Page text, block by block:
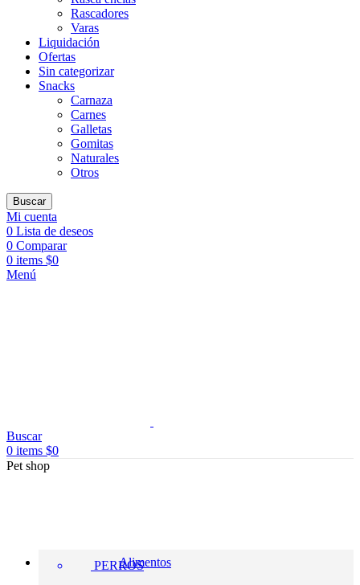
Rascadores
Varas
Liquidación
Ofertas
Sin categorizar
Snacks
Carnaza
Carnes
Galletas
Gomitas
Naturales
Otros
Buscar
Mi cuenta
0 Lista de deseos
0 Comparar
0 items $0
Menú
Buscar
0 items $0
Pet shop
Alimentos
PERROS